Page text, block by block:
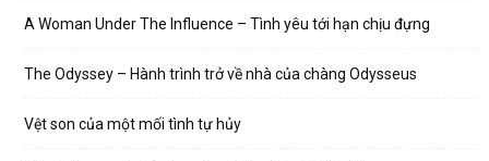
A Woman Under The Influence – Tình yêu tới hạn chịu đựng
The Odyssey – Hành trình trở về nhà của chàng Odysseus
Vệt son của một mối tình tự hủy